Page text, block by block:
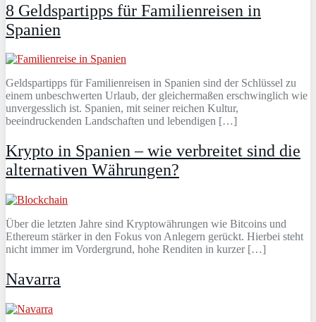
8 Geldspartipps für Familienreisen in
Spanien
Geldspartipps für Familienreisen in Spanien sind der Schlüssel zu
einem unbeschwerten Urlaub, der gleichermaßen erschwinglich wie
unvergesslich ist. Spanien, mit seiner reichen Kultur,
beeindruckenden Landschaften und lebendigen […]
Krypto in Spanien – wie verbreitet sind die
alternativen Währungen?
Über die letzten Jahre sind Kryptowährungen wie Bitcoins und
Ethereum stärker in den Fokus von Anlegern gerückt. Hierbei steht
nicht immer im Vordergrund, hohe Renditen in kurzer […]
Navarra